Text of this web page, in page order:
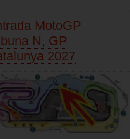
MotoGP
N, GP
2027